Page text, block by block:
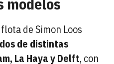
de Simon Loos
de distintas
La Haya y Delft, con